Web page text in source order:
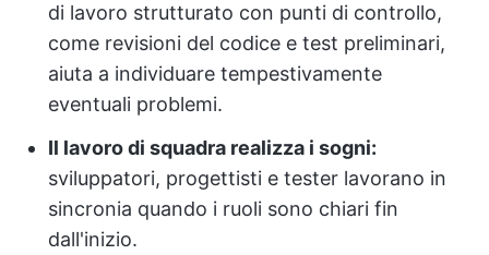
di lavoro strutturato con punti di controllo,
come revisioni del codice e test preliminari,
aiuta a individuare tempestivamente
eventuali problemi.
Il lavoro di squadra realizza i sogni:
sviluppatori, progettisti e tester lavorano in
sincronia quando i ruoli sono chiari fin
dall'inizio.